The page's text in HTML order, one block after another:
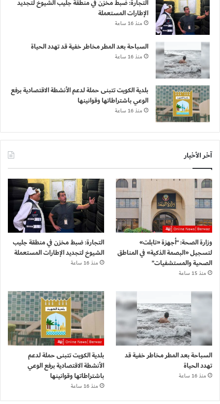
التجارة: ضبط مخزن في منطقة جليب الشيوخ لتجديد
الإطارات المستعملة
منذ 16 ساعة
السباحة بعد المطر مخاطر خفية قد تهدد الحياة
منذ 16 ساعة
بلدية الكويت تتبنى حملة لدعم الأنشطة الاقتصادية برفع
الوعي باشتراطاتها وقوانينها
منذ 16 ساعة
آخر الأخبار
وزارة الصحة: “أجهزة «تابلت»
لتسجيل «البصمة الذكية» في المناطق
الصحية والمستشفيات”
منذ 15 ساعة
التجارة: ضبط مخزن في منطقة جليب
الشيوخ لتجديد الإطارات المستعملة
منذ 16 ساعة
السباحة بعد المطر مخاطر خفية قد
تهدد الحياة
منذ 16 ساعة
بلدية الكويت تتبنى حملة لدعم
الأنشطة الاقتصادية برفع الوعي
باشتراطاتها وقوانينها
منذ 16 ساعة